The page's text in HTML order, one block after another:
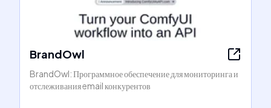
BrandOwl
BrandOwl: Программное обеспечение для мониторинга и
отслеживания email конкурентов